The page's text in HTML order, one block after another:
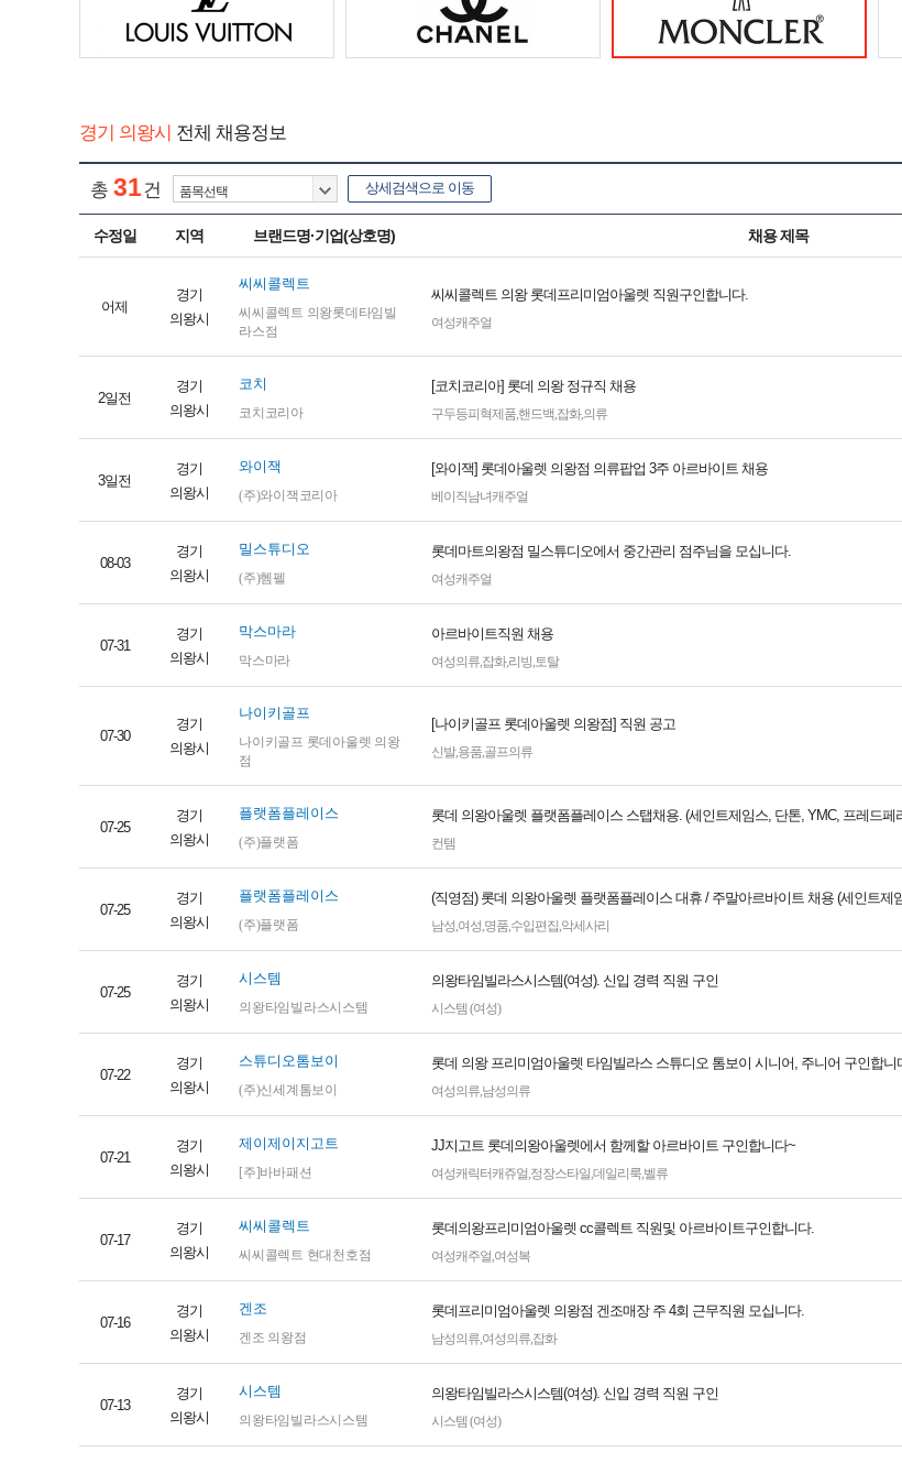
경기 의왕시 전체 채용정보
총 31건 상세검색으로 이동
수정일 지역 브랜드명·기업(상호명) 채용 제목
어제
경기
의왕시
씨씨콜렉트
씨씨콜렉트 의왕롯데타임빌
라스점
씨씨콜렉트 의왕 롯데프리미엄아울렛 직원구인합니다.
여성캐주얼
2일전
경기
의왕시
코치
코치코리아
[코치코리아] 롯데 의왕 정규직 채용
구두등피혁제품,핸드백,잡화,의류
3일전
경기
의왕시
와이잭
(주)와이잭코리아
[와이잭] 롯데아울렛 의왕점 의류팝업 3주 아르바이트 채용
베이직남녀캐주얼
08-03
경기
의왕시
밀스튜디오
(주)헴펠
롯데마트의왕점 밀스튜디오에서 중간관리 점주님을 모십니다.
여성캐주얼
07-31
경기
의왕시
막스마라
막스마라
아르바이트직원 채용
여성의류,잡화,리빙,토탈
07-30
경기
의왕시
나이키골프
나이키골프 롯데아울렛 의왕
점
[나이키골프 롯데아울렛 의왕점] 직원 공고
신발,용품,골프의류
07-25
경기
의왕시
플랫폼플레이스
(주)플랫폼
롯데 의왕아울렛 플랫폼플레이스 스탭채용. (세인트제임스, 단톤, YMC, 프레드페
컨템
07-25
경기
의왕시
플랫폼플레이스
(주)플랫폼
(직영점) 롯데 의왕아울렛 플랫폼플레이스 대휴 / 주말아르바이트 채용 (세인트제
남성,여성,명품,수입편집,악세사리
07-25
경기
의왕시
시스템
의왕타임빌라스시스템
의왕타임빌라스시스템(여성). 신입 경력 직원 구인
시스템 (여성)
07-22
경기
의왕시
스튜디오톰보이
(주)신세계톰보이
롯데 의왕 프리미엄아울렛 타임빌라스 스튜디오 톰보이 시니어, 주니어 구인합니
여성의류,남성의류
07-21
경기
의왕시
제이제이지고트
[주]바바패션
JJ지고트 롯데의왕아울렛에서 함께할 아르바이트 구인합니다~
여성캐릭터캐쥬얼,정장스타일 ,데일리룩,벨류
07-17
경기
의왕시
씨씨콜렉트
씨씨콜렉트 현대천호점
롯데의왕프리미엄아울렛 cc콜렉트 직원및 아르바이트구인합니다.
여성캐주얼,여성복
07-16
경기
의왕시
겐조
겐조 의왕점
롯데프리미엄아울렛 의왕점 겐조매장 주 4회 근무직원 모십니다.
남성의류,여성의류,잡화
07-13
경기
의왕시
시스템
의왕타임빌라스시스템
의왕타임빌라스시스템(여성). 신입 경력 직원 구인
시스템 (여성)